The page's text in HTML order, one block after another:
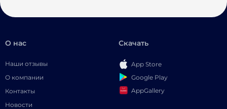
О нас
Наши отзывы
О компании
Контакты
Новости
Скачать
App Store
Google Play
AppGallery